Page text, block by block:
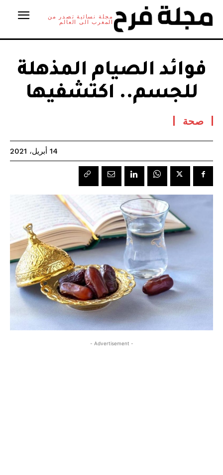
مجلة نسائية تصدر من
المغرب الى العالم
فوائد الصيام المذهلة
للجسم.. اكتشفيها
صحة
14 أبريل، 2021
- Advertisement -